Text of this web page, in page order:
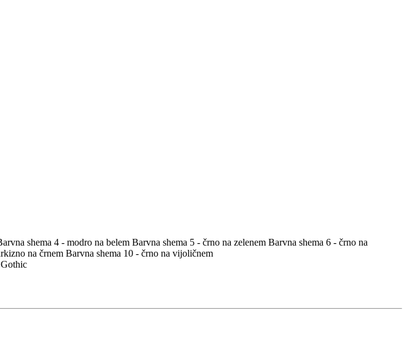
shema 4 - modro na belem Barvna shema 5 - črno na zelenem Barvna shema 6 - črno na
na črnem Barvna shema 10 - črno na vijoličnem